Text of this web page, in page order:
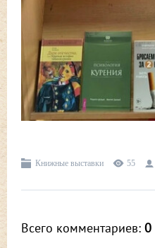
Книжные выставки 55
Всего комментариев: 0